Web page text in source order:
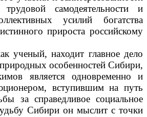
самодеятельности и
усилий богатства
прироста российскому
ученый, находит главное дело
особенностей Сибири,
является одновременно и
вступившим на путь
за справедливое социальное
Сибири он мыслит с точки